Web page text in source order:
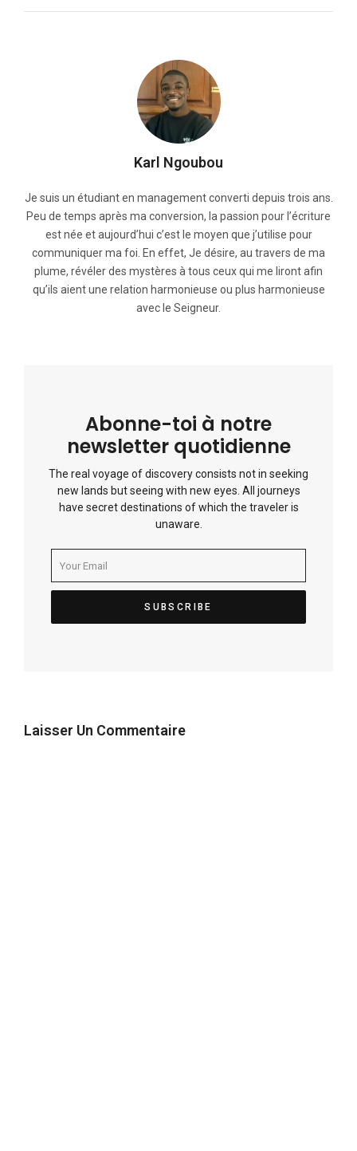
Karl Ngoubou
Je suis un étudiant en management converti depuis trois ans.
Peu de temps après ma conversion, la passion pour l’écriture
est née et aujourd’hui c’est le moyen que j’utilise pour
communiquer ma foi. En effet, Je désire, au travers de ma
plume, révéler des mystères à tous ceux qui me liront afin
qu’ils aient une relation harmonieuse ou plus harmonieuse
avec le Seigneur.
Abonne-toi à notre
newsletter quotidienne
The real voyage of discovery consists not in seeking
new lands but seeing with new eyes. All journeys
have secret destinations of which the traveler is
unaware.
Laisser Un Commentaire